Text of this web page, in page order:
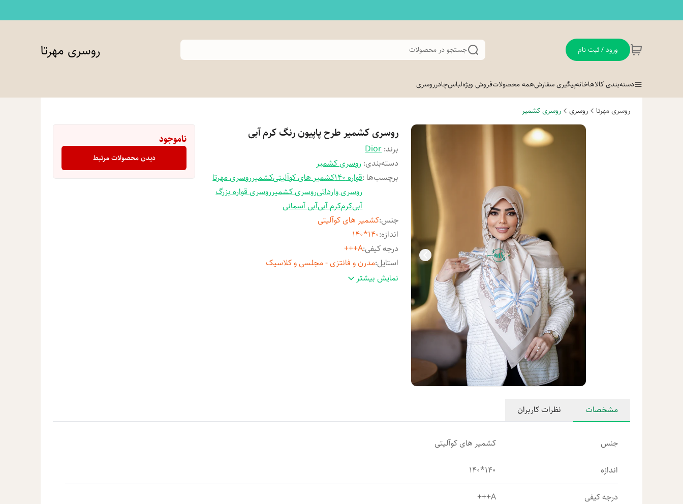
ورود / ثبت نام جستجو در محصولات روسری مهرتا
دسته‌بندی کالاهاخانهپیگیری سفارشهمه محصولاتفروش ویژهلباسچادرروسری
روسری مهرتا روسری روسری کشمیر
روسری کشمیر طرح پاپیون رنگ کرم آبی
برند:Dior
دسته‌بندی: روسری کشمیر
برچسب‌ها :قواره 140 کشمیر های کوآلیتیکشمیرروسری مهرتا
روسری وارداتیروسری کشمیرروسری قواره بزرگ
آبیکرمکرم آبیآبی آسمانی
جنس:کشمیر های کوآلیتی
اندازه:
140*140
درجه کیفی:
A+++
استایل:مدرن و فانتزی - مجلسی و کلاسیک
مناسب فصل: چهارفصل نمایش بیشتر
ناموجود
دیدن محصولات مرتبط
مشخصات نظرات کاربران
جنس کشمیر های کوآلیتی
اندازه 140*140
درجه کیفی A+++